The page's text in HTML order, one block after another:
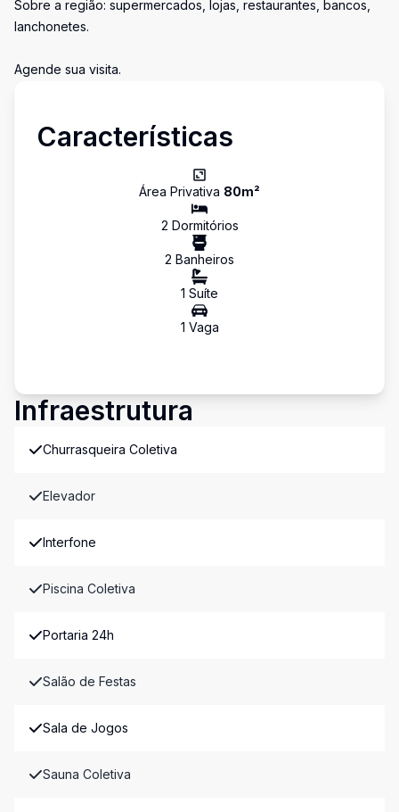
Sobre a região: supermercados, lojas, restaurantes, bancos,
lanchonetes.
Agende sua visita.
Características
Área Privativa 80m²
2 Dormitórios
2 Banheiros
1 Suíte
1 Vaga
Infraestrutura
Churrasqueira Coletiva
Elevador
Interfone
Piscina Coletiva
Portaria 24h
Salão de Festas
Sala de Jogos
Sauna Coletiva